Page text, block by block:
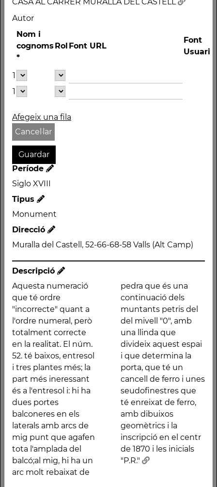
Autor
Nom i
cognoms
*
Rol Font URL
Font
Usuari
1
1
Afegeix una fila
Cancel·lar
Període
Siglo XVIII
Tipus
Monument
Direcció
Muralla del Castell, 52-66-68-58 Valls (Alt Camp)
Descripció
Aquesta numeració
que té ordre
"incorrecte" quant a
l'ordre numeral, però
totalment correcte
en la realitat. El núm.
52. té baixos, entresol
i tres plantes més; la
part més ineressant
és a l'entresol i: hi ha
dues portes
balconeres en els
laterals amb arcs de
mig punt que agafen
tota l'amplada del
balcó;al mig, hi ha un
arc molt rebaixat de
pedra que és una
continuació dels
muntants petris del
del mivell "0", amb
una llinda que
divideix aquest espai
i que determina la
porta, que té un
cancell de ferro i unes
seudofinestres que
té enreixat de ferro,
amb dibuixos
geomètrics i la
inscripció en el centr
de 1870 i les inicials
"P.R."
Nom
CASA AL CARRER
MURALLA DEL CASTELL
Autor
Període
Siglo XVIII
Tipus
Monument
Direcció
Muralla del Castell, 52-
66-68-58 Valls (Alt
Descripció
Aquesta numeració
que té ordre
"incorrecte" quant a
l'ordre numeral, però
totalment correcte en
la realitat. El núm. 52.
té baixos, entresol i
tres plantes més; la
part més ineressant és
a l'entresol i: hi ha dues
portes balconeres en
els laterals amb arcs de
mig punt que agafen
tota l'amplada del
balcó;al mig, hi ha un
arc molt rebaixat de
pedra que és una
continuació dels
muntants petris del
del mivell "0", amb una
llinda que divideix
aquest espai i que
determina la porta,
que té un cancell de
ferro i unes
seudofinestres que té
enreixat de ferro, amb
dibuixos geomètrics i
la inscripció en el centr
de 1870 i les inicials
"P.R."